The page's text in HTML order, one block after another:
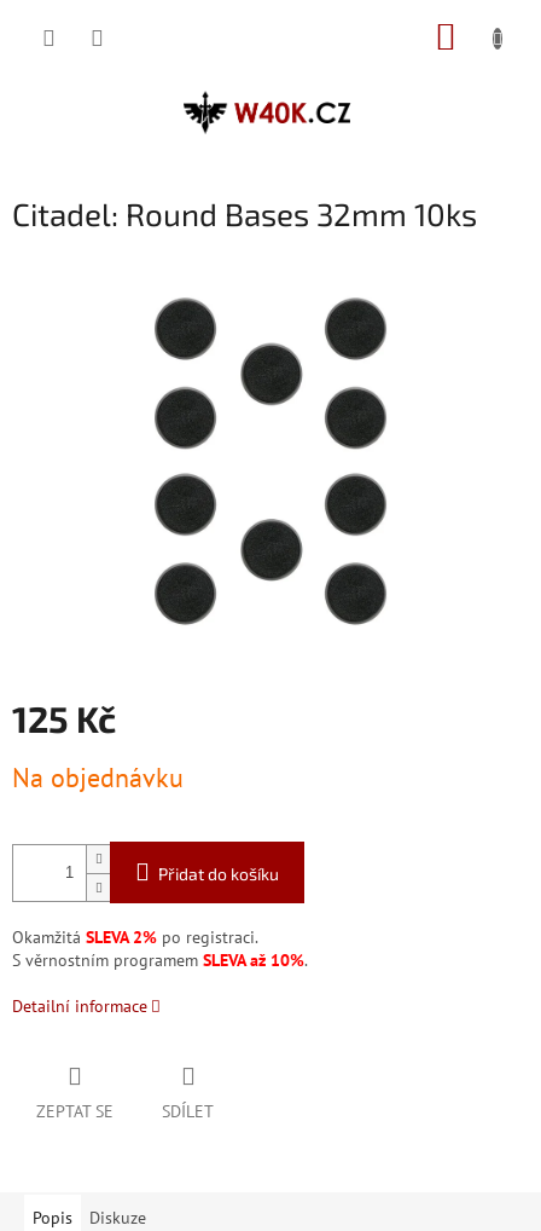
Citadel: Round Bases 32mm 10ks
125 Kč
cena:
Na objednávku
Přidat do košíku
Okamžitá SLEVA 2% po registraci.
S věrnostním programem SLEVA až 10%.
Detailní informace
ZEPTAT SE SDÍLET
Popis Diskuze